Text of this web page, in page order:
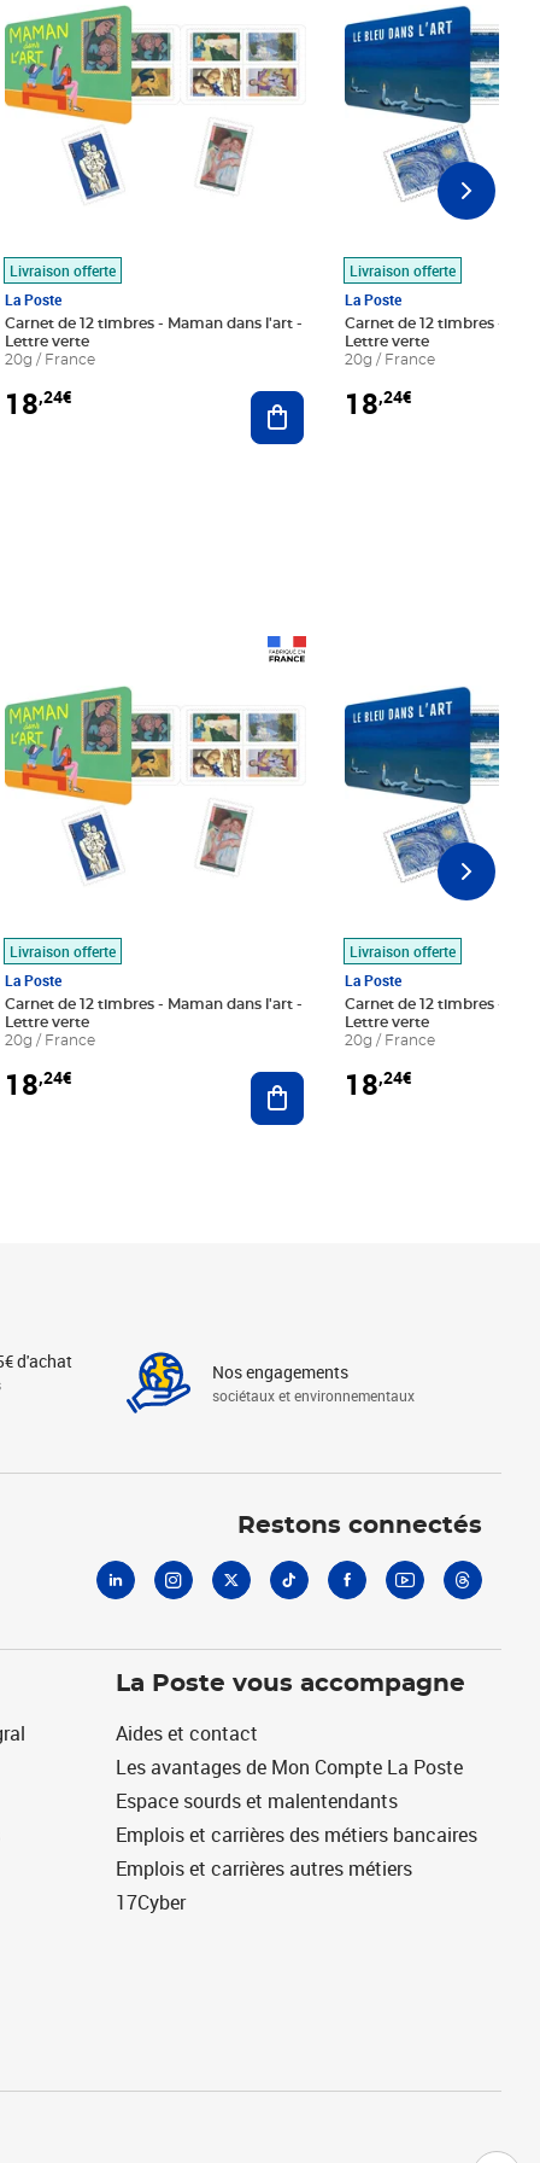
au panier
Livraison offerte
La Poste
Carnet de 12 timbres - Maman dans l'art -
Lettre verte
20g / France
18,24€ Ajouter au panier
Livraison offerte
La Poste
Carnet de 12 timbres - Le
Lettre verte
20g / France
18,24€
au panier
Livraison offerte
La Poste
Carnet de 12 timbres - Maman dans l'art -
Lettre verte
20g / France
18,24€ Ajouter au panier
Livraison offerte
La Poste
Carnet de 12 timbres - Le
Lettre verte
20g / France
18,24€
d'achat Nos engagements
sociétaux et environnementaux
Restons connectés
La Poste vous accompagne
Aides et contact
Les avantages de Mon Compte La Poste
Espace sourds et malentendants
Emplois et carrières des métiers bancaires
Emplois et carrières autres métiers
17Cyber